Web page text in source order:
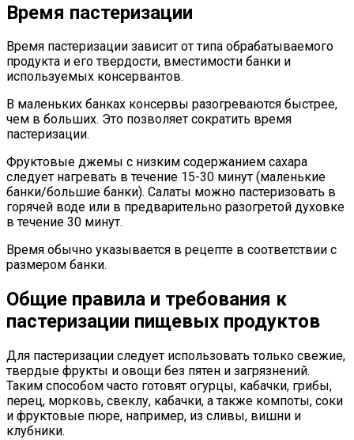
Время пастеризации
Время пастеризации зависит от типа обрабатываемого
продукта и его твердости, вместимости банки и
используемых консервантов.
В маленьких банках консервы разогреваются быстрее,
чем в больших. Это позволяет сократить время
пастеризации.
Фруктовые джемы с низким содержанием сахара
следует нагревать в течение 15-30 минут (маленькие
банки/большие банки). Салаты можно пастеризовать в
горячей воде или в предварительно разогретой духовке
в течение 30 минут.
Время обычно указывается в рецепте в соответствии с
размером банки.
Общие правила и требования к
пастеризации пищевых продуктов
Для пастеризации следует использовать только свежие,
твердые фрукты и овощи без пятен и загрязнений.
Таким способом часто готовят огурцы, кабачки, грибы,
перец, морковь, свеклу, кабачки, а также компоты, соки
и фруктовые пюре, например, из сливы, вишни и
клубники.